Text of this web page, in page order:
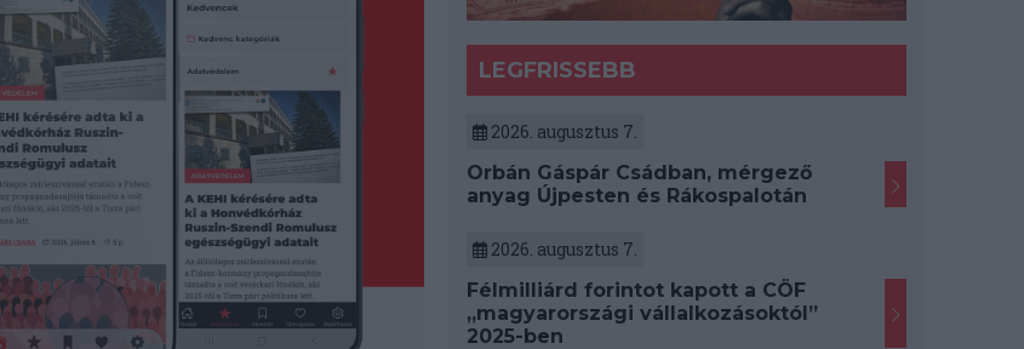
LEGFRISSEBB
2026. augusztus 7.
Orbán Gáspár Csádban, mérgező
anyag Újpesten és Rákospalotán
2026. augusztus 7.
Félmilliárd forintot kapott a CÖF
„magyarországi vállalkozásoktól”
2025-ben